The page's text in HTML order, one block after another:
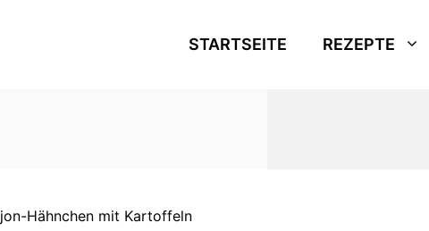
STARTSEITE REZEPTE
Hähnchen mit Kartoffeln